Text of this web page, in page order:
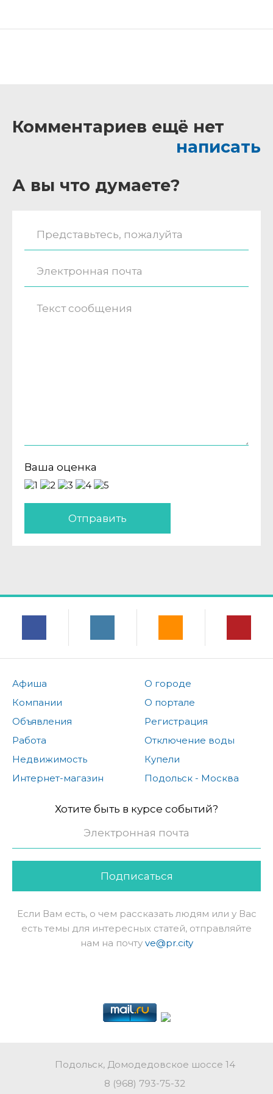
Комментариев ещё нет
написать
А вы что думаете?
Ваша оценка
Отправить
Афиша
Компании
Объявления
Работа
Недвижимость
Интернет-магазин
О городе
О портале
Регистрация
Отключение воды
Купели
Подольск - Москва
Хотите быть в курсе событий?
Подписаться
Если Вам есть, о чем рассказать людям или у Вас
есть темы для интересных статей, отправляйте
нам на почту ve@pr.city
Подольск, Домодедовское шоссе 14
8 (968) 793-75-32